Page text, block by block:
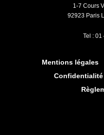
1-7 Cours
92923 Paris
Tel : 01
Mentions légales
Confidentialité